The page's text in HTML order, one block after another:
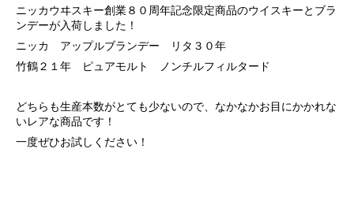
ニッカウヰスキー創業８０周年記念限定商品のウイスキーとブラ
ンデーが入荷しました！
ニッカ アップルブランデー リタ３０年
竹鶴２１年 ピュアモルト ノンチルフィルタード
どちらも生産本数がとても少ないので、なかなかお目にかかれな
いレアな商品です！
一度ぜひお試しください！